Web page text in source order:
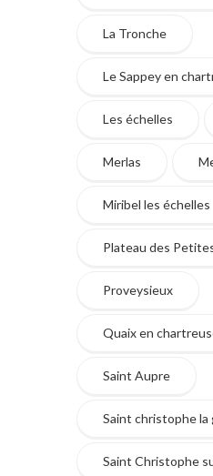
La Tronche
Le Sappey en
Les échelles
Merlas
Miribel les échelles
Plateau des
Proveysieux
Quaix en
Saint Aupre
Saint christophe
Saint Christophe